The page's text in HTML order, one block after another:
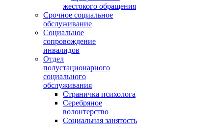
жестокого обращения
Срочное социальное
обслуживание
Социальное
сопровождение
инвалидов
Отдел
полустационарного
социального
обслуживания
Страничка психолога
Серебряное
волонтерство
Социальная занятость